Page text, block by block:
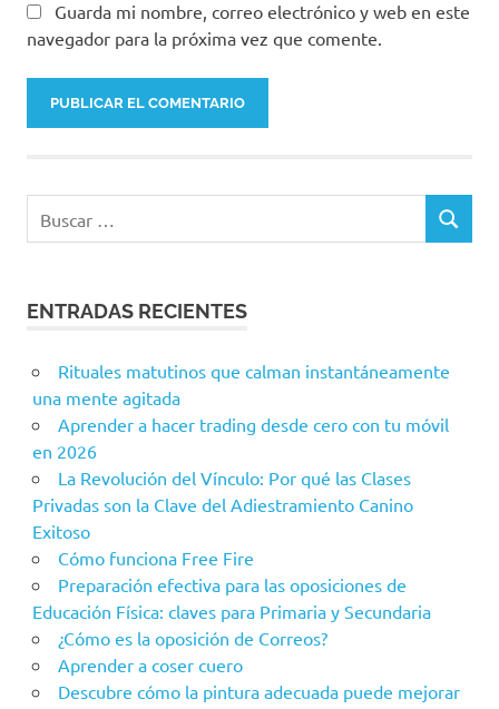
Guarda mi nombre, correo electrónico y web en este
navegador para la próxima vez que comente.
ENTRADAS RECIENTES
Rituales matutinos que calman instantáneamente
una mente agitada
Aprender a hacer trading desde cero con tu móvil
en 2026
La Revolución del Vínculo: Por qué las Clases
Privadas son la Clave del Adiestramiento Canino
Exitoso
Cómo funciona Free Fire
Preparación efectiva para las oposiciones de
Educación Física: claves para Primaria y Secundaria
¿Cómo es la oposición de Correos?
Aprender a coser cuero
Descubre cómo la pintura adecuada puede mejorar